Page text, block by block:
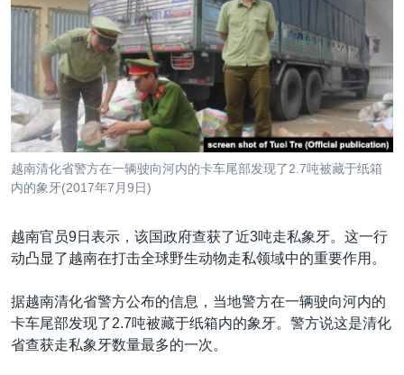
航
检
索
中东
欧洲
非洲
美洲
全球议题
人权·法律·宗教
科教·文娱·体健
军事
劳工
环境
热点专题
白宫要闻
国会报道
美中关系
美国建国250周年
埃博拉疫情
重要讲话与声明
南中国海争端
关注西藏
VOA视频
VOA今日焦点
中文广播
关注我们
越南清化省警方在一辆驶向河内的卡车尾部发现了2.7吨被藏于纸箱
内的象牙(2017年7月9日)
越南官员9日表示，该国政府查获了近3吨走私象牙。这一行
动凸显了越南在打击全球野生动物走私领域中的重要作用。
据越南清化省警方公布的信息，当地警方在一辆驶向河内的
卡车尾部发现了2.7吨被藏于纸箱内的象牙。警方说这是清化
省查获走私象牙数量最多的一次。